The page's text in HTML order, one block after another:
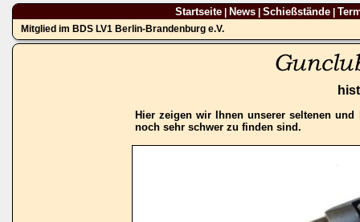
Startseite| News| Schießstände|
Mitglied im BDS LV1 Berlin-Brandenburg e.V.
Hier zeigen wir Ihnen unserer seltenen
noch sehr schwer zu finden sind.